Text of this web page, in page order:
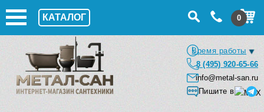
КАТАЛОГ 0
Время работы
8 (495) 920-65-66
info@metal-san.ru
Пишите в